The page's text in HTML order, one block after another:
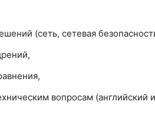
(сеть, сетевая
вопросам (английский